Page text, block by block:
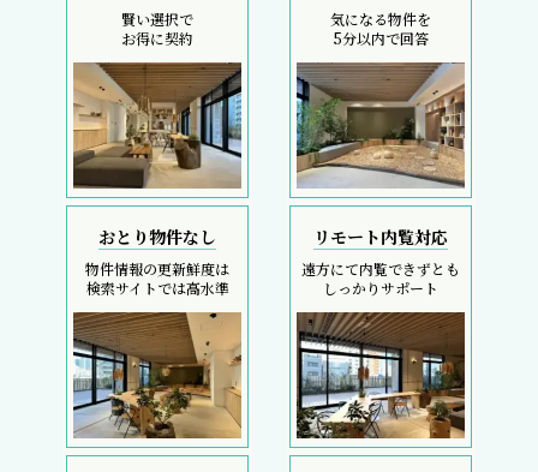
賢い選択で
お得に契約
気になる物件を
5分以内で回答
おとり物件なし
物件情報の更新鮮度は
検索サイトでは高水準
リモート内覧対応
遠方にて内覧できずとも
しっかりサポート